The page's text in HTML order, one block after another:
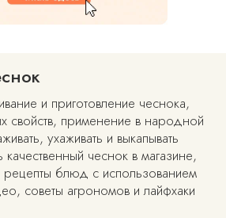
и приготовление чеснока,
свойств, применение в народной
ухаживать и выкапывать
качественный чеснок в магазине,
блюд с использованием
советы агрономов и лайфхаки